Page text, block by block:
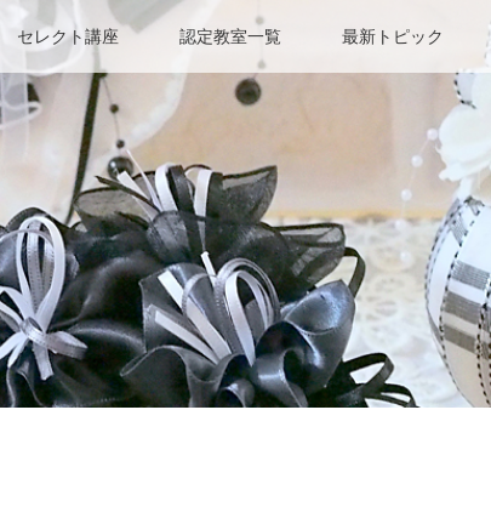
セレクト講座 認定教室一覧 最新トピック